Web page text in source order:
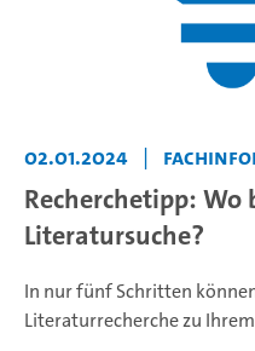
02.01.2024 |
Recherchetipp:
Literatursuche?
In nur fünf Schritten
Literaturrecherche zu